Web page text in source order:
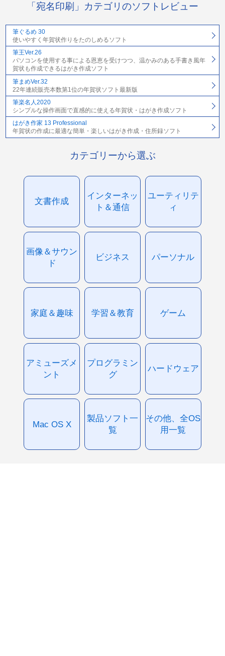
「宛名印刷」カテゴリのソフトレビュー
筆ぐるめ 30
使いやすく年賀状作りをたのしめるソフト
筆王Ver.26
パソコンを使用する事による恩恵を受けつつ、温かみのある手書き風年
賀状も作成できるはがき作成ソフト
筆まめVer.32
22年連続販売本数第1位の年賀状ソフト最新版
筆楽名人2020
シンプルな操作画面で直感的に使える年賀状・はがき作成ソフト
はがき作家 13 Professional
年賀状の作成に最適な簡単・楽しいはがき作成・住所録ソフト
カテゴリーから選ぶ
文書作成
インターネッ
ト＆通信
ユーティリテ
ィ
画像＆サウン
ド
ビジネス パーソナル
家庭＆趣味 学習＆教育 ゲーム
アミューズメ
ント
プログラミン
グ
ハードウェア
Mac OS X
製品ソフト一
覧
その他、全OS
用一覧